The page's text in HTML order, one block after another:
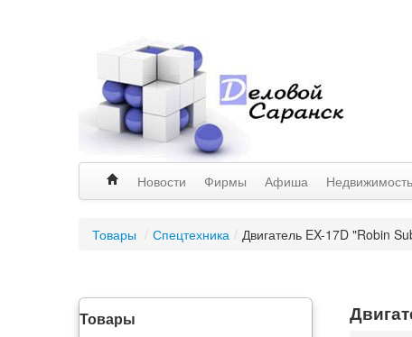
Новости Фирмы Афиша Недвижимость
Товары / Спецтехника / Двигатель EX-17D "Robin
Товары